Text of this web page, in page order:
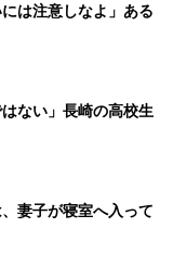
は注意しなよ」ある
ない」長崎の高校生
妻子が寝室へ入って